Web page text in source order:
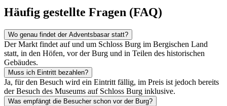
Häufig gestellte Fragen (FAQ)
Wo genau findet der Adventsbasar statt?
Der Markt findet auf und um Schloss Burg im Bergischen Land
statt, in den Höfen, vor der Burg und in Teilen des historischen
Gebäudes.
Muss ich Eintritt bezahlen?
Ja, für den Besuch wird ein Eintritt fällig, im Preis ist jedoch bereits
der Besuch des Museums auf Schloss Burg inklusive.
Was empfängt die Besucher schon vor der Burg?